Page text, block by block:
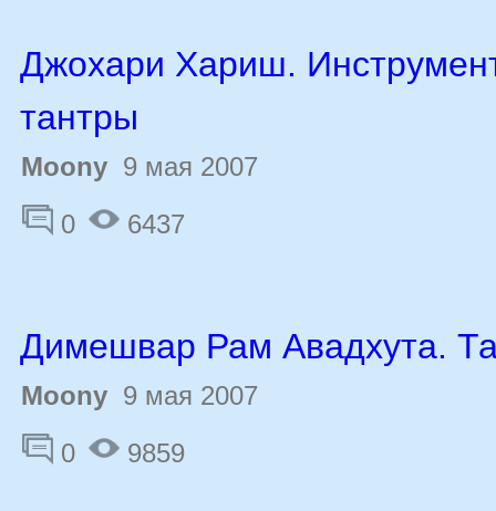
Джохари Хариш.
тантры
Moony 9 мая 2007
0
6437
Димешвар Рам Авадхута.
Moony 9 мая 2007
0
9859